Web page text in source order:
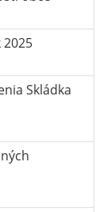
2025
Skládka